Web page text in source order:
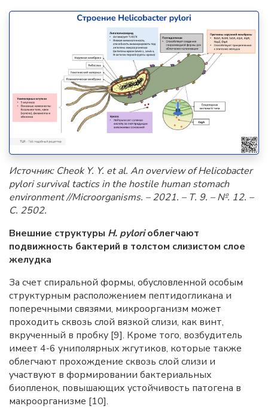
Источник: Cheok Y. Y. et al. An overview of Helicobacter
pylori survival tactics in the hostile human stomach
environment //Microorganisms. – 2021. – Т. 9. – №. 12. –
С. 2502.
Внешние структуры H. pyloriоблегчают
подвижность бактерий в толстом слизистом слое
желудка
За счет спиральной формы, обусловленной особым
структурным расположением пептидогликана и
поперечными связями, микроорганизм может
проходить сквозь слой вязкой слизи, как винт,
вкрученный в пробку [9]. Кроме того, возбудитель
имеет 4-6 униполярных жгутиков, которые также
облегчают прохождение сквозь слой слизи и
участвуют в формировании бактериальных
биопленок, повышающих устойчивость патогена в
макроорганизме [10].